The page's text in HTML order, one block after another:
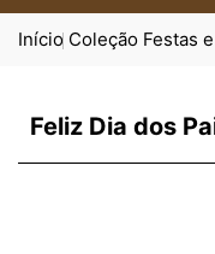
Início Coleção Festas
Feliz Dia dos